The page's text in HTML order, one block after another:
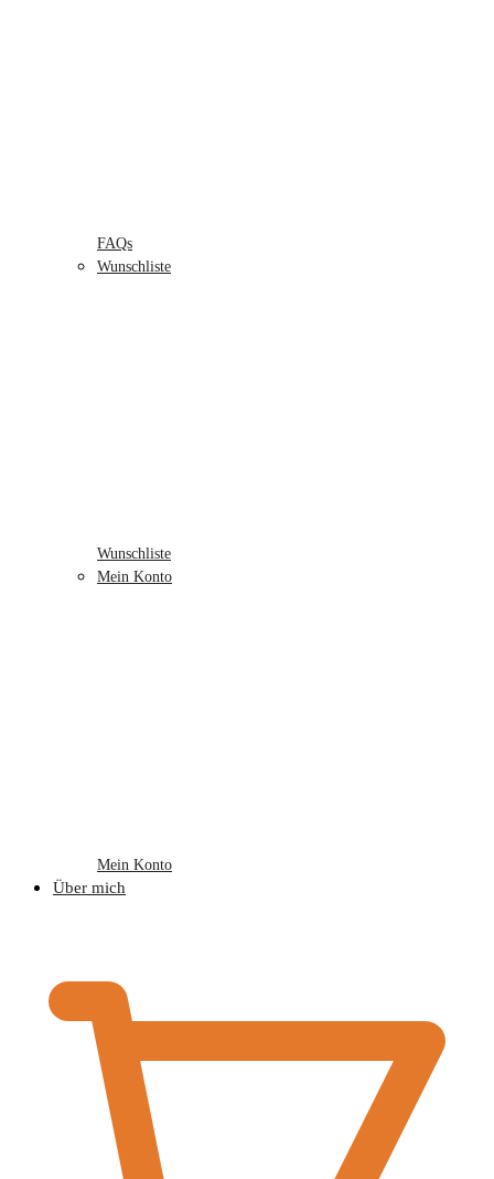
FAQs
Wunschliste
Wunschliste
Mein Konto
Mein Konto
Über mich